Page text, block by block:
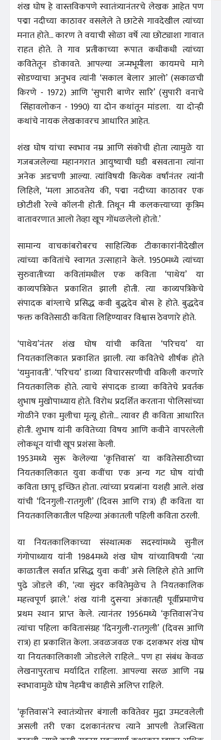
शंख घोष हे वास्तविकपणे स्वातंत्र्यानंतरचे लेखक आहेत पण
पद्मा नदीच्या काठावर वसलेले ते छाटेसे गावदेखील त्यांच्या
मनात होते... कारण ते वयाची सोळा वर्षे त्या छोट्याशा गावात
राहत होते. ते गाव प्रतीकाच्या रूपात कधीकधी त्यांच्या
कवितेतून डोकावते. आपल्या जन्मभूमीला कायमचे मागे
सोडण्याचा अनुभव त्यांनी ‘सकाल बेलार आलो’ (सकाळची
किरणे - 1972) आणि ‘सुपारी बाणेर सारि’ (सुपारी वनाचे
सिंहावलोकन - 1990) या दोन कथांतून मांडला. या दोन्ही
कथांचे नायक लेखकावरच आधारित आहेत.
शंख घोष यांचा स्वभाव नम्र आणि संकोची होता त्यामुळे या
गजबजलेल्या महानगरात आयुष्याची घडी बसवताना त्यांना
अनेक अडचणी आल्या. त्यांविषयी कित्येक वर्षांनंतर त्यांनी
लिहिले, ‘मला आठवतेय की, पद्मा नदीच्या काठावर एक
छोटीशी रेल्वे कॉलनी होती. तिथून मी कलकत्त्याच्या कृत्रिम
वातावरणात आलो तेव्हा खूप गोंधळलेलो होतो.’
सामान्य वाचकांबरोबरच साहित्यिक टीकाकारांनीदेखील
त्यांच्या कवितांचे स्वागत उत्साहाने केले. 1950मध्ये त्यांच्या
सुरुवातीच्या कवितांमधील एक कविता ‘पाथेय’ या
काव्यपत्रिकेत प्रकाशित झाली होती. त्या काव्यपत्रिकेचे
संपादक बांग्लाचे प्रसिद्ध कवी बुद्धदेव बोस हे होते. बुद्धदेव
फक्त कवितेसाठी कविता लिहिण्यावर विश्वास ठेवणारे होते.
‘पाथेय’नंतर शंख घोष यांची कविता ‘परिचय’ या
नियतकालिकात प्रकाशित झाली. त्या कवितेचे शीर्षक होते
‘यमुनावती’. ‘परिचय’ डाव्या विचारसरणीची वकिली करणारे
नियतकालिक होते. त्याचे संपादक डाव्या कवितेचे प्रवर्तक
शुभाष मुखोपाध्याय होते. विरोध प्रदर्शित करताना पोलिसांच्या
गोळीने एका मुलीचा मृत्यू होतो... त्यावर ही कविता आधारित
होती. शुभाष यांनी कवितेच्या विषय आणि कवीने वापरलेली
लोकधून यांची खूप प्रशंसा केली.
1953मध्ये सुरू केलेल्या ‘कृत्तिवास’ या कवितेसाठीच्या
नियतकालिकात युवा कवींचा एक अन्य गट घोष यांची
कविता छापू इच्छित होता. त्यांच्या प्रयत्नांना यशही आले. शंख
यांची ‘दिनगुली-रातगुली’ (दिवस आणि रात्र) ही कविता या
नियतकालिकातील पहिल्या अंकातली पहिली कविता ठरली.
या नियतकालिकाच्या संस्थात्मक सदस्यांमध्ये सुनील
गंगोपाध्याय यांनी 1984मध्ये शंख घोष यांच्याविषयी ‘त्या
काळातील सर्वात प्रसिद्ध युवा कवी’ असे लिहिले होते आणि
पुढे जोडले की, ‘त्या सुंदर कवितेमुळेच ते नियतकालिक
महत्त्वपूर्ण झाले.’ शंख यांनी दुसऱ्या अंकातही पूर्वीप्रमाणेच
प्रथम स्थान प्राप्त केले. त्यानंतर 1956मध्ये ‘कृत्तिवास’नेच
त्यांचा पहिला कवितासंग्रह ‘दिनगुली-रातगुली’ (दिवस आणि
रात्र) हा प्रकाशित केला. जवळजवळ एक दशकभर शंख घोष
या नियतकालिकाशी जोडलेले राहिले... पण हा संबंध केवळ
लेखनापुरताच मर्यादित राहिला. आपल्या सरळ आणि नम्र
स्वभावामुळे घोष नेहमीच काहीसे अलिप्त राहिले.
‘कृत्तिवास’ने स्वातंत्र्योत्तर बंगाली कवितेवर मुद्रा उमटवलेली
असली तरी एका दशकानंतरच त्याने आपली तेजस्विता